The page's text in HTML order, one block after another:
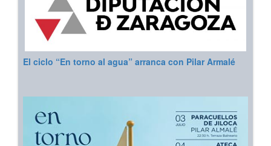
El ciclo “En torno al agua” arranca con Pilar Armalé